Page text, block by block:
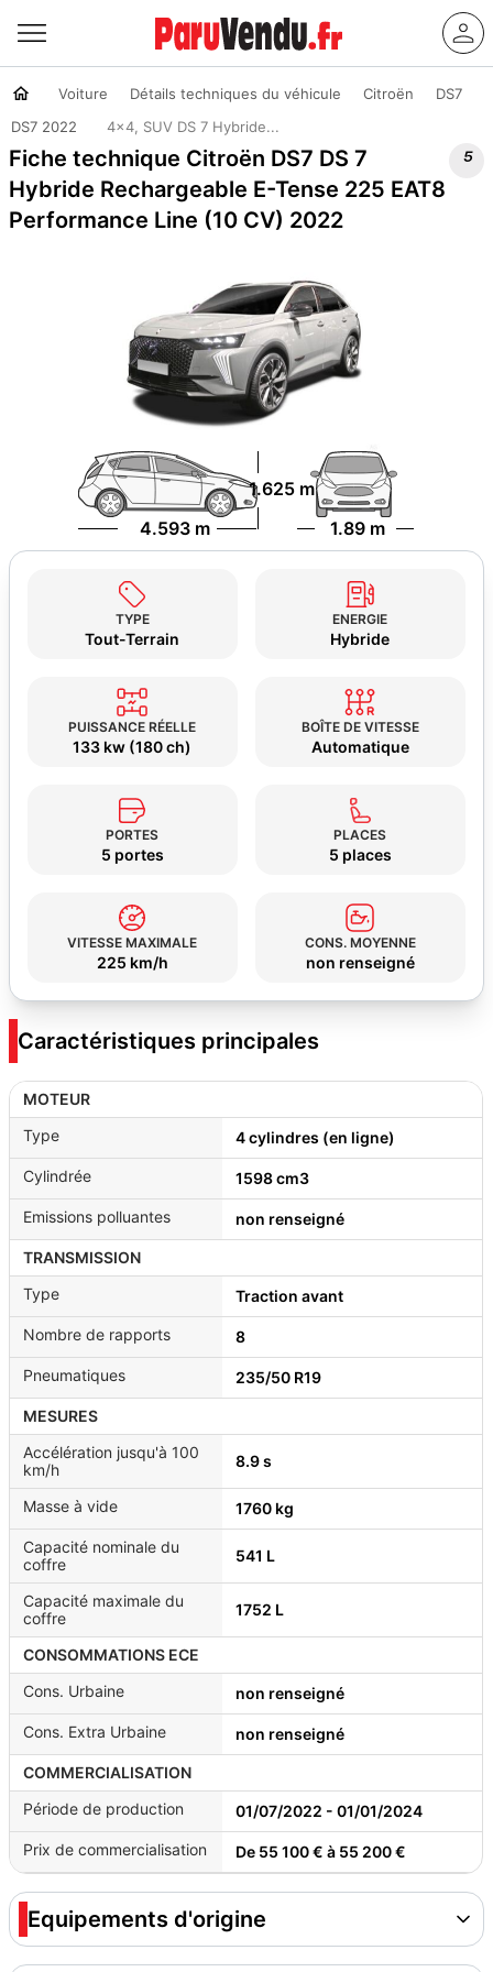
Voiture Détails techniques du véhicule Citroën
DS7
DS7 2022
4x4, SUV DS 7 Hybride...
Fiche technique Citroën DS7 DS 7
Hybride Rechargeable E-Tense 225 EAT8
Performance Line (10 CV) 2022

4.593 m 1.89 m
1.625 m
TYPE
Tout-Terrain
ENERGIE
Hybride
PUISSANCE RÉELLE
133 kw (180 ch)
BOÎTE DE VITESSE
Automatique
PORTES
5 portes
PLACES
5 places
VITESSE MAXIMALE
225 km/h
CONS. MOYENNE
non renseigné
Caractéristiques principales
MOTEUR
Type
4 cylindres (en ligne)
Cylindrée 1598 cm3
Emissions polluantes non renseigné
TRANSMISSION
Type
Traction avant
Nombre de rapports 8
Pneumatiques 235/50 R19
MESURES
Accélération jusqu'à 100
km/h
8.9 s
Masse à vide 1760 kg
Capacité nominale du
coffre
541 L
Capacité maximale du
coffre
1752 L
CONSOMMATIONS ECE
Cons. Urbaine
non renseigné
Cons. Extra Urbaine non renseigné
COMMERCIALISATION
Période de production
01/07/2022 - 01/01/2024
Prix de commercialisation De 55 100 € à 55 200 €
Equipements d'origine